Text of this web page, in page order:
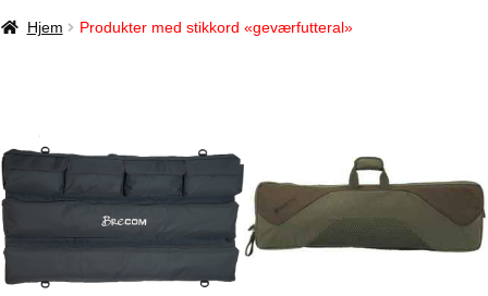
Hjem Produkter med stikkord «geværfutteral»